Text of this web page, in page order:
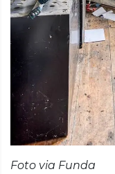
Foto via Funda